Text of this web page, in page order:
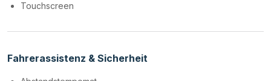
Touchscreen
Fahrerassistenz & Sicherheit